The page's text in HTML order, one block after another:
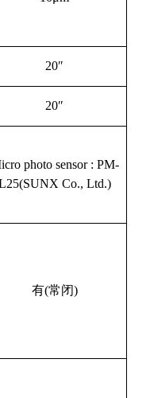
20″
20″
photo sensor : PM-
Co., Ltd.)
有(常闭)